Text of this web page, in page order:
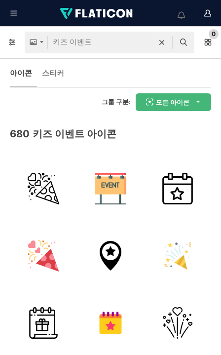
0
아이콘 스티커
그룹 구분: 모든 아이콘
680 키즈 이벤트 아이콘